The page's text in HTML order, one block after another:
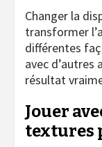
Changer la
transformer
différentes
avec d’autres
résultat
Jouer
textures